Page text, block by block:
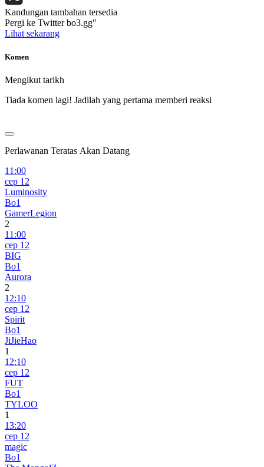
Kandungan tambahan tersedia
Pergi ke Twitter bo3.gg"
Lihat sekarang
Komen
Mengikut tarikh
Tiada komen lagi! Jadilah yang pertama memberi reaksi
Perlawanan Teratas Akan Datang
11:00
сер 12
Luminosity
Bo1
GamerLegion
2
11:00
сер 12
BIG
Bo1
Aurora
2
12:10
сер 12
Spirit
Bo1
JiJieHao
1
12:10
сер 12
FUT
Bo1
TYLOO
1
13:20
сер 12
magic
Bo1